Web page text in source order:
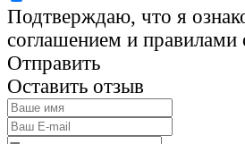
Подтверждаю, что я
соглашением и
Отправить
Оставить отзыв